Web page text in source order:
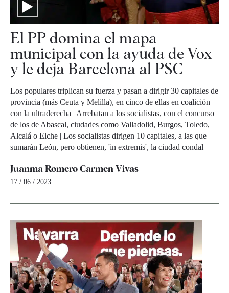
El PP domina el mapa
municipal con la ayuda de Vox
y le deja Barcelona al PSC
Los populares triplican su fuerza y pasan a dirigir 30 capitales de
provincia (más Ceuta y Melilla), en cinco de ellas en coalición
con la ultraderecha | Arrebatan a los socialistas, con el concurso
de los de Abascal, ciudades como Valladolid, Burgos, Toledo,
Alcalá o Elche | Los socialistas dirigen 10 capitales, a las que
sumarán León, pero obtienen, 'in extremis', la ciudad condal
Juanma RomeroCarmen Vivas
17 / 06 / 2023